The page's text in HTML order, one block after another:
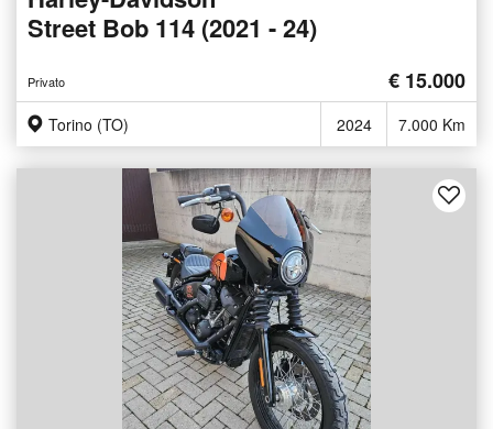
Street Bob 114 (2021 - 24)
Privato € 15.000
Torino (TO) 2024 7.000 Km